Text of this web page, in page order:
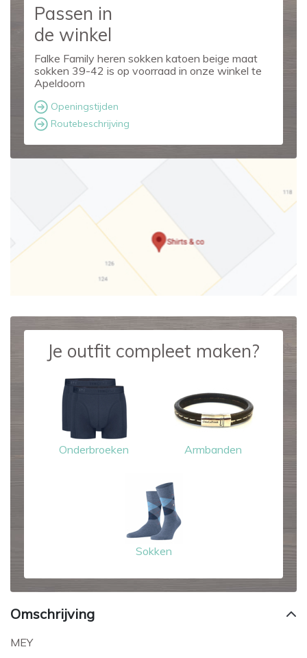
Passen in
de winkel
Falke Family heren sokken katoen beige maat
sokken 39-42 is op voorraad in onze winkel te
Apeldoorn
Openingstijden
Routebeschrijving
Je outfit compleet maken?
Onderbroeken Armbanden
Sokken
Omschrijving
MEY